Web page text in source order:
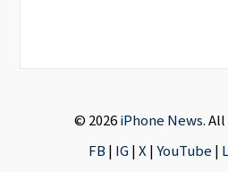
© 2026iPhone News.
FB | IG|X |YouTube |